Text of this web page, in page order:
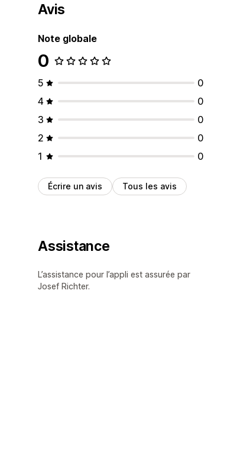
Avis
Note globale
0
5
0
4
0
3
0
2
0
1
0
Écrire un avis Tous les avis
Assistance
L’assistance pour l’appli est assurée par
Josef Richter.